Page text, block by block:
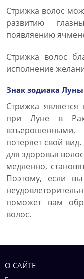
Стрижка волос
развитию
появляению
Стрижка волос
исполнение
Знак зодиака Луны
Стрижка
при Луне в
потеряет свой
для здоровья
медленно,
Поэтому, если
поможет вам
волос.
О САЙТЕ